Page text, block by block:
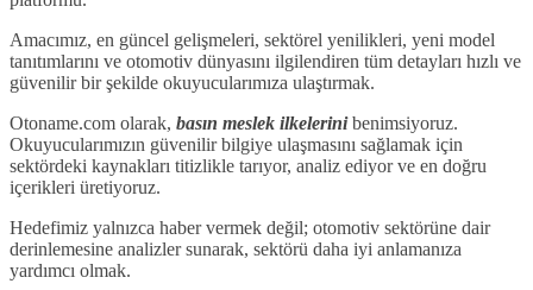
Amacımız, en güncel gelişmeleri, sektörel yenilikleri, yeni model
tanıtımlarını ve otomotiv dünyasını ilgilendiren tüm detayları hızlı ve
güvenilir bir şekilde okuyucularımıza ulaştırmak.
Otoname.com olarak, basın meslek ilkelerinibenimsiyoruz.
Okuyucularımızın güvenilir bilgiye ulaşmasını sağlamak için
sektördeki kaynakları titizlikle tarıyor, analiz ediyor ve en doğru
içerikleri üretiyoruz.
Hedefimiz yalnızca haber vermek değil; otomotiv sektörüne dair
derinlemesine analizler sunarak, sektörü daha iyi anlamanıza
yardımcı olmak.